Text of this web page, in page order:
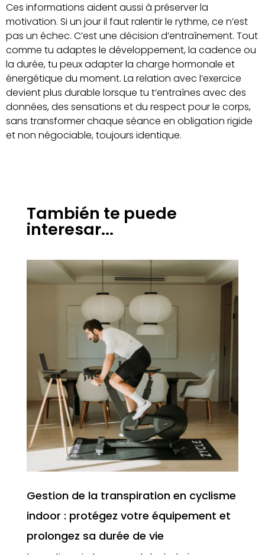
Ces informations aident aussi à préserver la
motivation. Si un jour il faut ralentir le rythme, ce n’est
pas un échec. C’est une décision d’entraînement. Tout
comme tu adaptes le développement, la cadence ou
la durée, tu peux adapter la charge hormonale et
énergétique du moment. La relation avec l’exercice
devient plus durable lorsque tu t’entraînes avec des
données, des sensations et du respect pour le corps,
sans transformer chaque séance en obligation rigide
et non négociable, toujours identique.
También te puede
interesar...
Gestion de la transpiration en cyclisme
indoor : protégez votre équipement et
prolongez sa durée de vie